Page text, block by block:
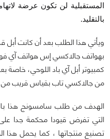
المستقبلية لن تكون عرضة
بالتقليد.
ويأتي هذا الطلب بعد أن كانت أبل
بهواتف جالاكسي إس هواتف آي
كمبيوتر أبل آي باد اللوحي، خاصة
من جالاكسي تاب بقياس قريب من
الهدف من طلب سامسونج هذا
التي تفرض قيودا محكمة جدا
تصنيع منتجاتها ، كما يحمل هذا